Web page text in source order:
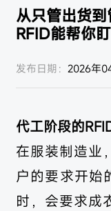
运动
思创
从只管出货到
RFID能帮你
发布日期： 2026年
代工阶段的
在服装制造业
户的要求开始
时，会要求成